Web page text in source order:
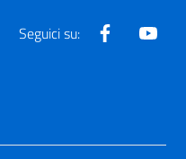
Seguici su: Facebook